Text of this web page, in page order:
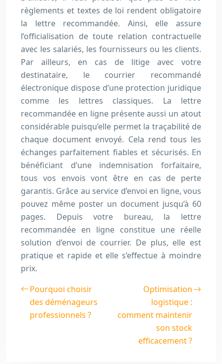
règlements et textes de loi rendent obligatoire
la lettre recommandée. Ainsi, elle assure
l’officialisation de toute relation contractuelle
avec les salariés, les fournisseurs ou les clients.
Par ailleurs, en cas de litige avec votre
destinataire, le courrier recommandé
électronique dispose d’une protection juridique
comme les lettres classiques. La lettre
recommandée en ligne présente aussi un atout
considérable puisqu’elle permet la traçabilité de
chaque document envoyé. Cela rend tous les
échanges parfaitement fiables et sécurisés. En
bénéficiant d’une indemnisation forfaitaire,
tous vos envois vont être en cas de perte
garantis. Grâce au service d’envoi en ligne, vous
pouvez même poster un document jusqu’à 60
pages. Depuis votre bureau, la lettre
recommandée en ligne constitue une réelle
solution d’envoi de courrier. De plus, elle est
pratique et rapide et elle s’effectue à moindre
prix.
Pourquoi choisir
des déménageurs
professionnels ?
Optimisation
logistique :
comment maintenir
son stock
efficacement ?